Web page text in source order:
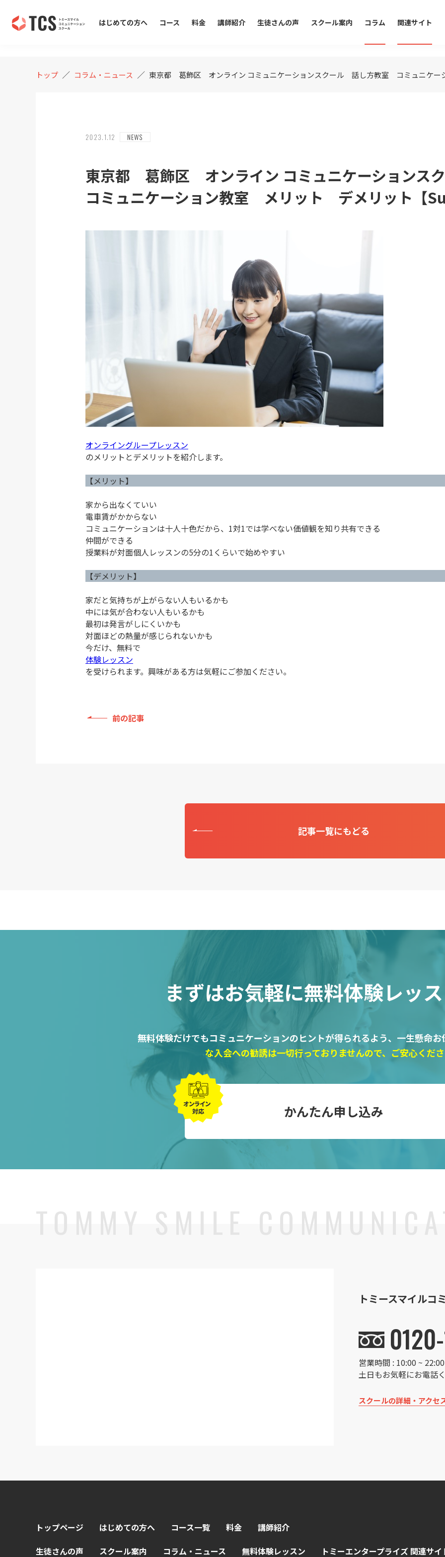
はじめての方へ コース 料金 講師紹介 生徒さんの声 スクール案内 コラム 関連サイト
トップ ／ コラム・ニュース ／ 東京都 葛飾区 オンライン コミュニケーションスクール 話し方教室 コミュニケ
2023.1.12 NEWS
東京都 葛飾区 オンライン コミュニケーション
コミュニケーション教室 メリット デメリット【
オンライングループレッスン
のメリットとデメリットを紹介します。
【メリット】
家から出なくていい
電車賃がかからない
コミュニケーションは十人十色だから、1対1では学べない価値観を知り共有できる
仲間ができる
授業料が対面個人レッスンの5分の1くらいで始めやすい
【デメリット】
家だと気持ちが上がらない人もいるかも
中には気が合わない人もいるかも
最初は発言がしにくいかも
対面ほどの熱量が感じられないかも
今だけ、無料で
体験レッスン
を受けられます。興味がある方は気軽にご参加ください。
前の記事
記事一覧にもどる
まずはお気軽に無料体験レッ
無料体験だけでもコミュニケーションのヒントが得られるよう、一生懸命お
な入会への勧誘は一切行っておりませんので、ご安心くだ
かんたん申し込み
トミースマイルコ
営業時間 : 10:00 ~
土日もお気軽にお電話
スクールの詳細・アクセ
トップページ はじめての方へ コース一覧 料金
講師紹介
生徒さんの声
スクール案内 コラム・ニュース 無料体験レッスン トミーエンタープライズ 関連サイ